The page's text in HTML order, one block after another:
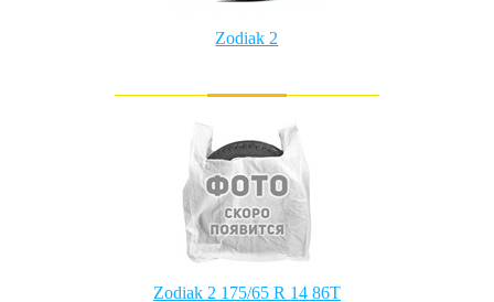
Zodiak 2
Zodiak 2 175/65 R 14 86T